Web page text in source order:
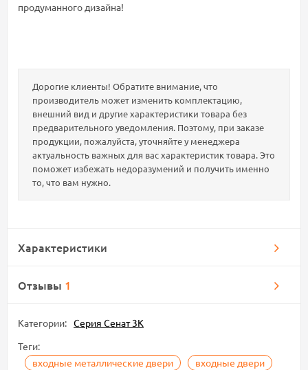
продуманного дизайна!
Дорогие клиенты! Обратите внимание, что
производитель может изменить комплектацию,
внешний вид и другие характеристики товара без
предварительного уведомления. Поэтому, при заказе
продукции, пожалуйста, уточняйте у менеджера
актуальность важных для вас характеристик товара. Это
поможет избежать недоразумений и получить именно
то, что вам нужно.
Характеристики
Отзывы 1
Категории: Серия Сенат 3К
Теги:
входные металлические двери
входные двери